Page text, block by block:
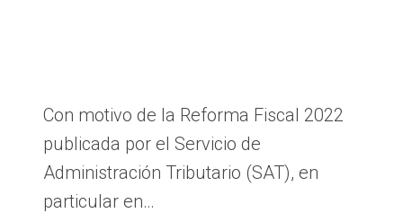
Con motivo de la Reforma Fiscal 2022
publicada por el Servicio de
Administración Tributario (SAT), en
particular en…